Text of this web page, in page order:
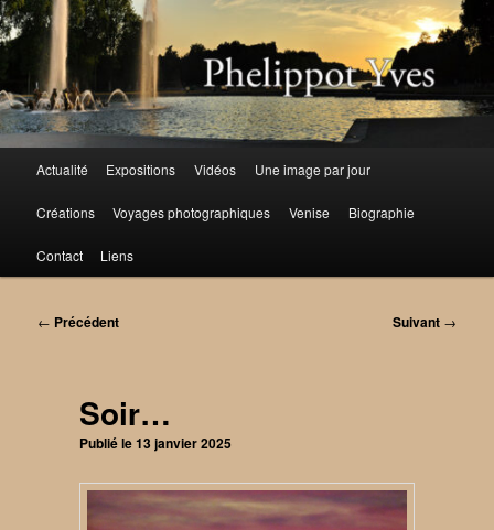
Aller
au
contenu
principal
Actualité Expositions Vidéos Une image par jour
Créations Voyages photographiques Venise Biographie
Contact Liens
Navigation
← Précédent Suivant →
Soir…
Publié le13 janvier 2025